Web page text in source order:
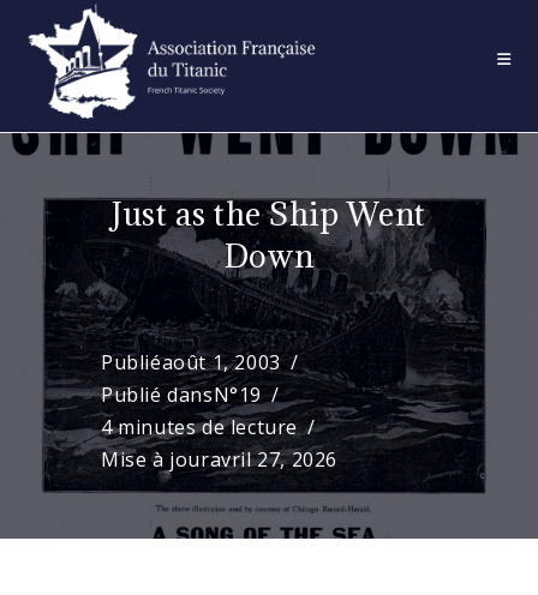
content
Just as the Ship Went
Down
Publiéaoût 1, 2003
Publié dansN°19
4 minutes de lecture
Mise à jouravril 27, 2026